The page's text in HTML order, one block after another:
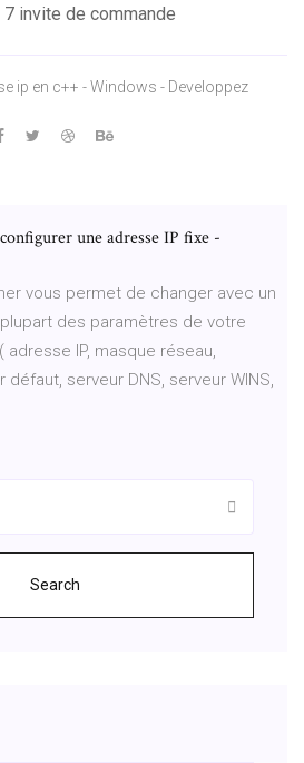
invite de commande
ip en c++ - Windows - Developpez
une adresse IP fixe -
vous permet de changer avec un
des paramètres de votre
adresse IP, masque réseau,
défaut, serveur DNS, serveur WINS,
Search